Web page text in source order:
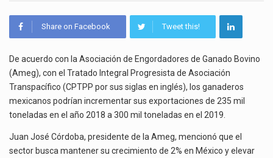
La industria manufacturera de exportación afiliada a Index en Nuevo León ha alcanzado hasta 10%…
El superávit comercial de México con Estados Unidos alcanzó 102,581 millones de dólares (mdd) en…
El Tribunal Federal de Justicia Administrativa (TFJA), a través de su Segunda Sala Regional en…
INCREMENTAR
EXPORTACIONES
CARNE
65
MIL
TONELADAS
PARA
Share on Facebook Tweet this!
De acuerdo con la Asociación de Engordadores de Ganado Bovino
(Ameg), con el Tratado Integral Progresista de Asociación
Transpacífico (CPTPP por sus siglas en inglés), los ganaderos
mexicanos podrían incrementar sus exportaciones de 235 mil
toneladas en el año 2018 a 300 mil toneladas en el 2019.
Juan José Córdoba, presidente de la Ameg, mencionó que el
sector busca mantener su crecimiento de 2% en México y elevar